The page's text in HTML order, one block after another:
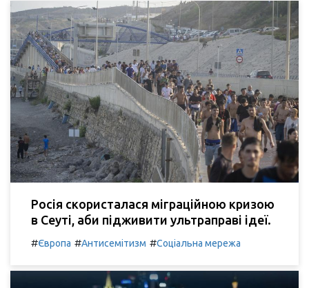
Росія скористалася міграційною кризою
в Сеуті, аби підживити ультраправі ідеї.
#Європа #Антисемітизм #Соціальна мережа